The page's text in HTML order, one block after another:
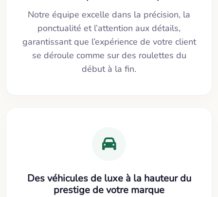
Notre équipe excelle dans la précision, la
ponctualité et l’attention aux détails,
garantissant que l’expérience de votre client
se déroule comme sur des roulettes du
début à la fin.
Des véhicules de luxe à la hauteur du
prestige de votre marque